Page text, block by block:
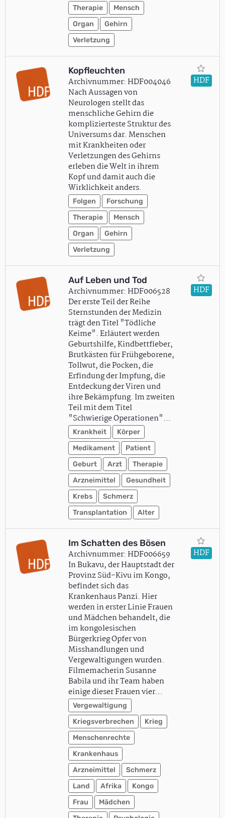
Therapie
Mensch
Organ
Gehirn
Verletzung
Kopfleuchten
Archivnummer: HDF004046
Nach Aussagen von
Neurologen stellt das
menschliche Gehirn die
komplizierteste Struktur des
Universums dar. Menschen
mit Krankheiten oder
Verletzungen des Gehirns
erleben die Welt in ihrem
Kopf und damit auch die
Wirklichkeit anders.
Folgen
Forschung
Therapie
Mensch
Organ
Gehirn
Verletzung
HDF
Auf Leben und Tod
Archivnummer: HDF006528
Der erste Teil der Reihe
Sternstunden der Medizin
trägt den Titel "Tödliche
Keime". Erläutert werden
Geburtshilfe, Kindbettfieber,
Brutkästen für Frühgeborene,
Tollwut, die Pocken, die
Erfindung der Impfung, die
Entdeckung der Viren und
ihre Bekämpfung. Im zweiten
Teil mit dem Titel
"Schwierige Operationen"…
Krankheit
Körper
Medikament
Patient
Geburt
Arzt
Therapie
Arzneimittel
Gesundheit
Krebs
Schmerz
Transplantation
Alter
HDF
Im Schatten des Bösen
Archivnummer: HDF006659
In Bukavu, der Hauptstadt der
Provinz Süd-Kivu im Kongo,
befindet sich das
Krankenhaus Panzi. Hier
werden in erster Linie Frauen
und Mädchen behandelt, die
im kongolesischen
Bürgerkrieg Opfer von
Misshandlungen und
Vergewaltigungen wurden.
Filmemacherin Susanne
Babila und ihr Team haben
einige dieser Frauen vier…
Vergewaltigung
Kriegsverbrechen
Krieg
Menschenrechte
Krankenhaus
Arzneimittel
Schmerz
Land
Afrika
Kongo
Frau
Mädchen
HDF